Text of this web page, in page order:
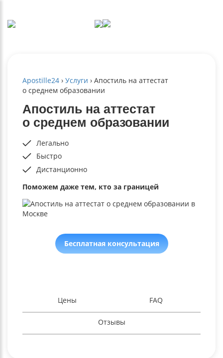
Apostille24 › Услуги › Апостиль на аттестат
о среднем образовании
Апостиль на аттестат
о среднем образовании
Легально
Быстро
Дистанционно
Поможем даже тем, кто за границей
Бесплатная консультация
Цены FAQ
Отзывы